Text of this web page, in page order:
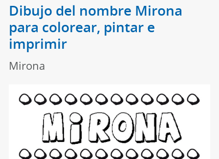
Dibujo del nombre Mirona
para colorear, pintar e
imprimir
Mirona